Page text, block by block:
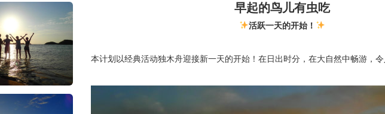
早起的鸟儿有虫吃
活跃一天的开始！
本计划以经典活动独木舟迎接新一天的开始！在日出时分，在大自然中畅游，令